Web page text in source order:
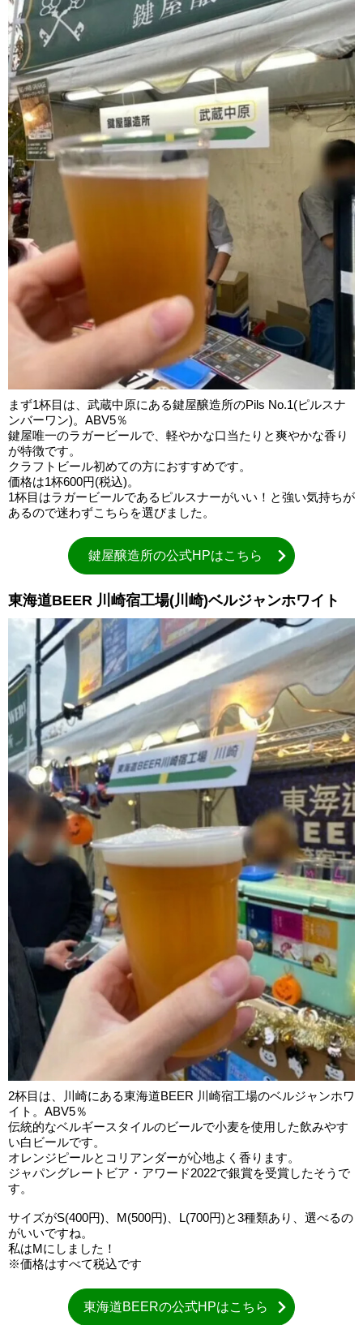
まず1杯目は、武蔵中原にある鍵屋醸造所のPils No.1(ピルスナ
ンバーワン)。ABV5％
鍵屋唯一のラガービールで、軽やかな口当たりと爽やかな香り
が特徴です。
クラフトビール初めての方におすすめです。
価格は1杯600円(税込)。
1杯目はラガービールであるピルスナーがいい！と強い気持ちが
あるので迷わずこちらを選びました。
鍵屋醸造所の公式HPはこちら
東海道BEER 川崎宿工場(川崎)ベルジャンホワイト
2杯目は、川崎にある東海道BEER 川崎宿工場のベルジャンホワ
イト。ABV5％
伝統的なベルギースタイルのビールで小麦を使用した飲みやす
い白ビールです。
オレンジピールとコリアンダーが心地よく香ります。
ジャパングレートビア・アワード2022で銀賞を受賞したそうで
す。
サイズがS(400円)、M(500円)、L(700円)と3種類あり、選べるの
がいいですね。
私はMにしました！
※価格はすべて税込です
東海道BEERの公式HPはこちら